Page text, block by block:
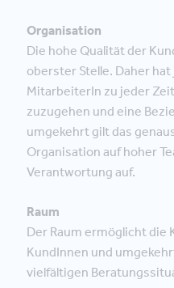
Organisation
Die hohe Qualität der
oberster Stelle. Daher
MitarbeiterIn zu jeder
zuzugehen und eine
umgekehrt gilt das
Organisation auf hoher
Verantwortung auf.
Raum
Der Raum ermöglicht die
KundInnen und
vielfältigen